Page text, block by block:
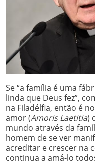
Se “a família é uma
linda que Deus fez”,
na Filadélfia, então é
amor (Amoris Laetitia)
mundo através da
homem de se ver
acreditar e crescer na
continua a amá-lo